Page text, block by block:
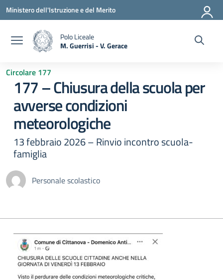
Vai ai contenuti
Vai al menu di navigazione
Vai al footer
Ministero dell'Istruzione e del Merito
Polo Liceale
M. Guerrisi - V. Gerace
Circolare 177
177 – Chiusura della scuola per
avverse condizioni
meteorologiche
13 febbraio 2026 – Rinvio incontro scuola-
famiglia
Personale scolastico